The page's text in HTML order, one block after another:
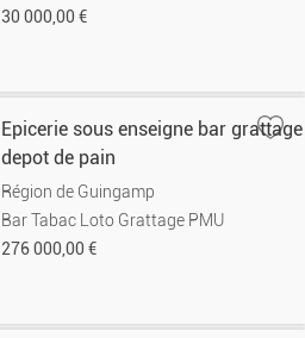
30 000,00 €
Epicerie sous enseigne bar grattage
depot de pain
Région de Guingamp
Bar Tabac Loto Grattage PMU
276 000,00 €